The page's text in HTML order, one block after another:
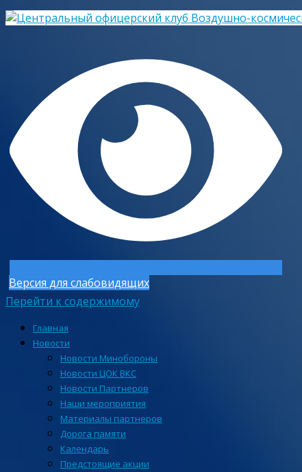
Версия для слабовидящих
Перейти к содержимому
Главная
Новости
Новости Минобороны
Новости ЦОК ВКС
Новости Партнеров
Наши мероприятия
Материалы партнеров
Дорога памяти
Календарь
Предстоящие акции